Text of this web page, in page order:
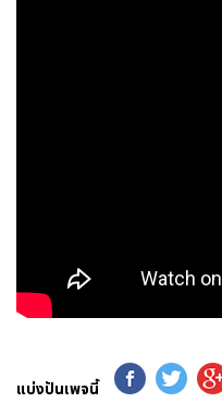
แบ่งปันเพจนี้